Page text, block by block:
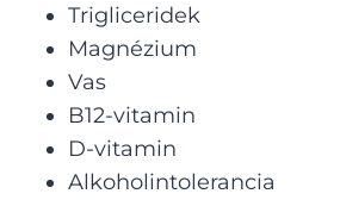
Trigliceridek
Magnézium
Vas
B12-vitamin
D-vitamin
Alkoholintolerancia